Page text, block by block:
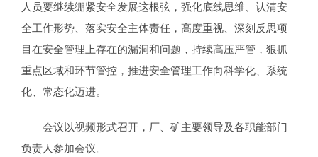
人员要继续绷紧安全发展这根弦，强化底线思维、认清安
全工作形势、落实安全主体责任，高度重视、深刻反思项
目在安全管理上存在的漏洞和问题，持续高压严管，狠抓
重点区域和环节管控，推进安全管理工作向科学化、系统
化、常态化迈进。
会议以视频形式召开，厂、矿主要领导及各职能部门
负责人参加会议。